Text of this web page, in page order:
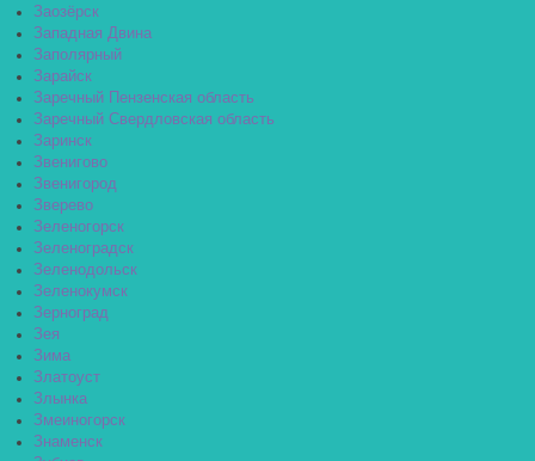
Заозёрск
Западная Двина
Заполярный
Зарайск
Заречный Пензенская область
Заречный Свердловская область
Заринск
Звенигово
Звенигород
Зверево
Зеленогорск
Зеленоградск
Зеленодольск
Зеленокумск
Зерноград
Зея
Зима
Златоуст
Злынка
Змеиногорск
Знаменск